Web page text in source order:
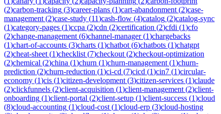
(2)carbon-tracking (3)career-plans (1)cart-abandonment (2)case-
management (2)case-study (11)cash-flow (4)catalog (2)catalog-sync
(1)category-pages (1)ccpa (2)cdn (2)certification (2)cfdi (1)cfo
(2)change-management (6)channel-manager(1)chargebacks
(1)chart-of-accounts (3)charts (1)chatbot (6)chatbots (1)chatgpt
(2)cheat-sheet (1)checklist (7)checkout (2)checkout-optimization
(2)chemical (2)china (1)churn (1)churn-management (1)churn-
prediction (2)churn-reduction (1)ci-cd (7)cicd (1)cin7 (1)circular-
economy (1)cis (1)citizen-development (3)citizen-services (1)claude
(2)clickfunnels (2)client-acquisition (1)client-management (2)client-
onboarding (1)client-portal (2)client-setup (1)client-success (1)cloud
(8)cloud-accounting (1)cloud-cost (1)cloud-erp (3)cloud-hosting